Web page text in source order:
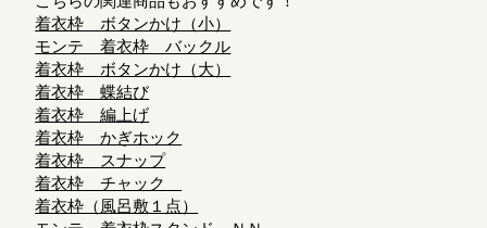
着衣枠 ボタンかけ（小）
モンテ 着衣枠 バックル
着衣枠 ボタンかけ（大）
着衣枠 蝶結び
着衣枠 編上げ
着衣枠 かぎホック
着衣枠 スナップ
着衣枠 チャック
着衣枠（風呂敷１点）